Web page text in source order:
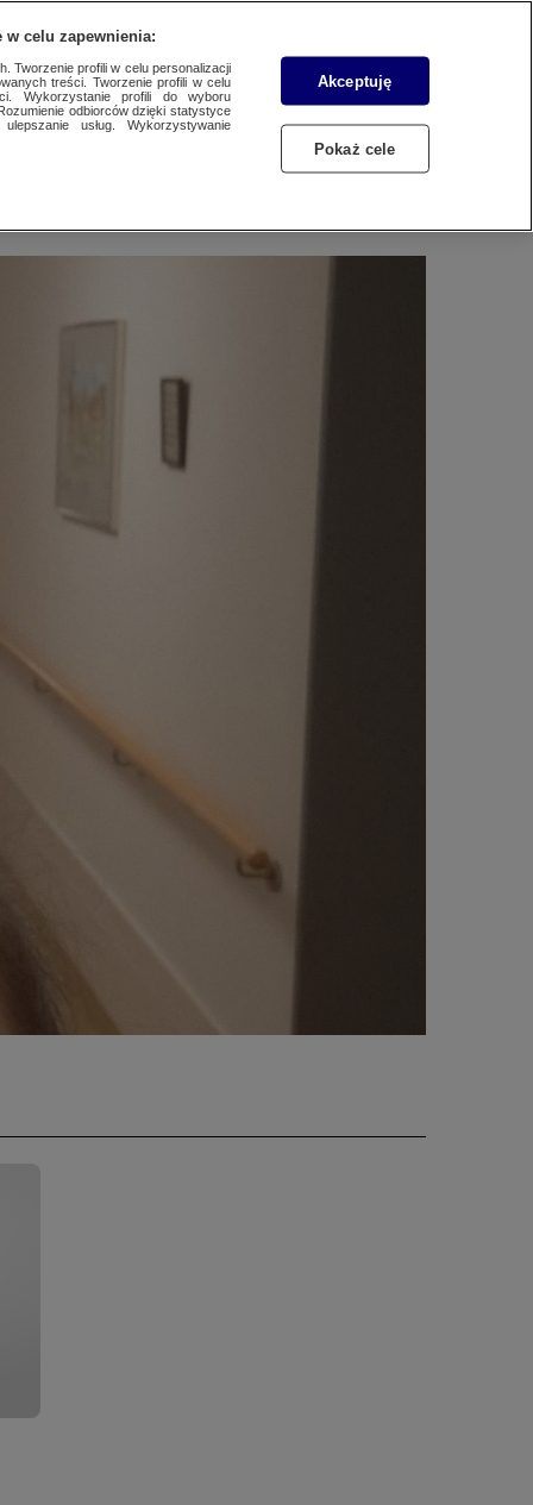
WYŚLIJ MATERIAŁ
w celu zapewnienia:
Tworzenie profili w celu personalizacji
treści. Tworzenie profili w celu
Wykorzystanie profili do wyboru
odbiorców dzięki statystyce
usług. Wykorzystywanie
Akceptuję
Pokaż cele